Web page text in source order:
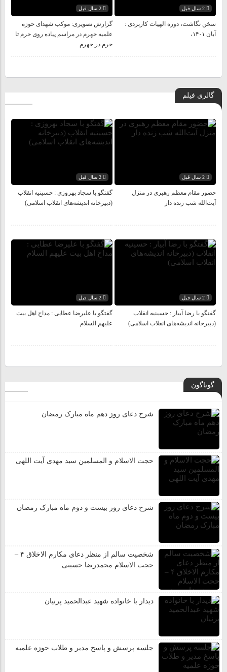
2 سال قبل
سخن نگاشت، دوره الهیات کاربردی :
آبان ۱۴۰۱،
گزارش تصویری: موکب شهدای حوزه
علمیه جهرم در مراسم پیاده روی حرم تا
حرم در جهرم
گالری فیلم
2 سال قبل
حضور مقام معظم رهبری در منزل
آیت‌الله شب زنده‌ دار
گفتگو با سجاد بهروزی : حسینیه انقلاب
(دبیرخانه اندیشه‌های انقلاب اسلامی)
2 سال قبل
گفتگو با رضا آبیار : حسینیه انقلاب
(دبیرخانه اندیشه‌های انقلاب اسلامی)
گفتگو با علیرضا عطایی : مداح اهل بیت
علیهم السلام
گوناگون
شرح دعای روز دهم ماه مبارک رمضان
حجت الاسلام و المسلمین سید مهدی آیت اللهی
شرح دعای روز بیست و دوم ماه مبارک رمضان
شخصیت سالم از منظر دعای مکارم الاخلاق ۴ –
حجت الاسلام محمدرضا حسینی
دیدار با خانواده شهید عبدالحميد پرنيان
جلسه پرسش و پاسخ مدیر و طلاب حوزه علمیه